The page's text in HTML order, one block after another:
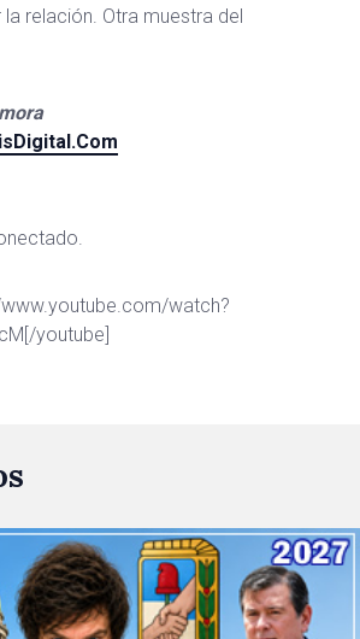
la relación. Otra muestra del
watch?
youtube]